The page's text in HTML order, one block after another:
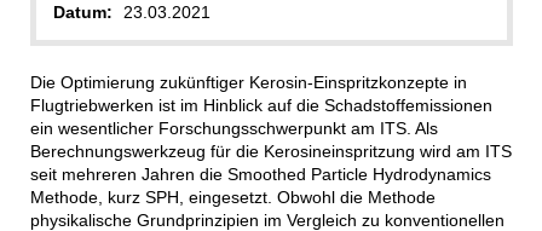
Datum: 23.03.2021
Die Optimierung zukünftiger Kerosin-Einspritzkonzepte in
Flugtriebwerken ist im Hinblick auf die Schadstoffemissionen
ein wesentlicher Forschungsschwerpunkt am ITS. Als
Berechnungswerkzeug für die Kerosineinspritzung wird am ITS
seit mehreren Jahren die Smoothed Particle Hydrodynamics
Methode, kurz SPH, eingesetzt. Obwohl die Methode
physikalische Grundprinzipien im Vergleich zu konventionellen